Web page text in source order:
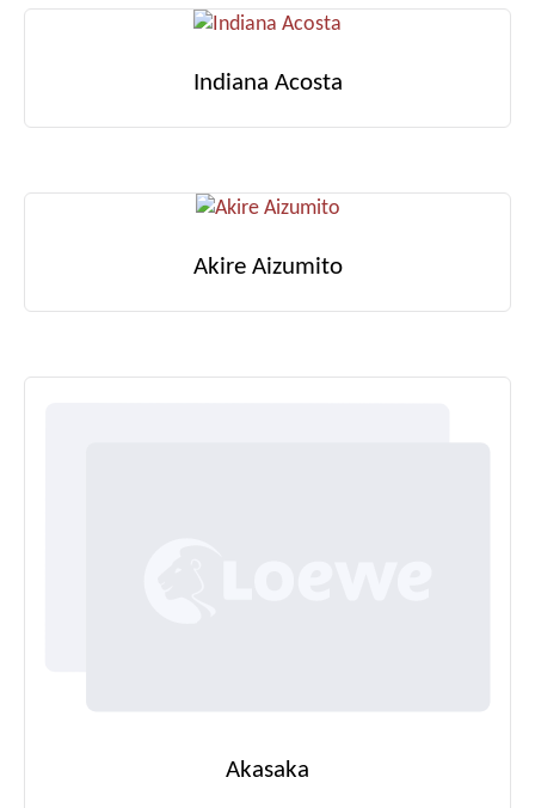
Indiana Acosta
Akire Aizumito
Akasaka